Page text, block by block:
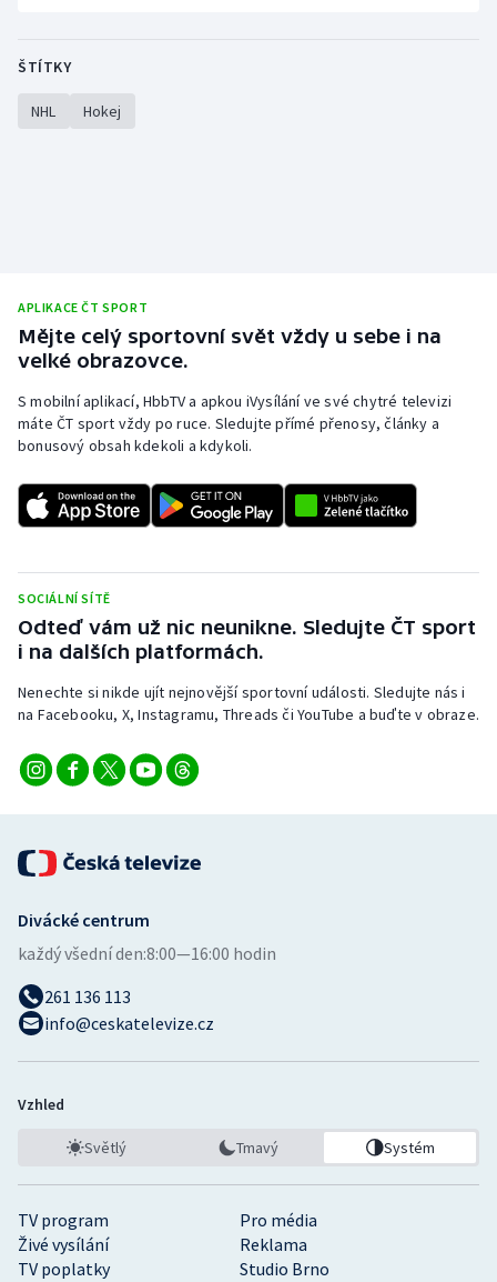
ŠTÍTKY
NHL Hokej
APLIKACE ČT SPORT
Mějte celý sportovní svět vždy u sebe i na
velké obrazovce.
S mobilní aplikací, HbbTV a apkou iVysílání ve své chytré televizi
máte ČT sport vždy po ruce. Sledujte přímé přenosy, články a
bonusový obsah kdekoli a kdykoli.
SOCIÁLNÍ SÍTĚ
Odteď vám už nic neunikne. Sledujte ČT sport
i na dalších platformách.
Nenechte si nikde ujít nejnovější sportovní události. Sledujte nás i
na Facebooku, X, Instagramu, Threads či YouTube a buďte v obraze.
TV program
Pro média
Živé vysílání
Reklama
TV poplatky
Studio Brno
Divácké centrum
každý všední den:8:00—16:00 hodin
261 136 113
info@ceskatelevize.cz
Vzhled
Světlý Tmavý Systém